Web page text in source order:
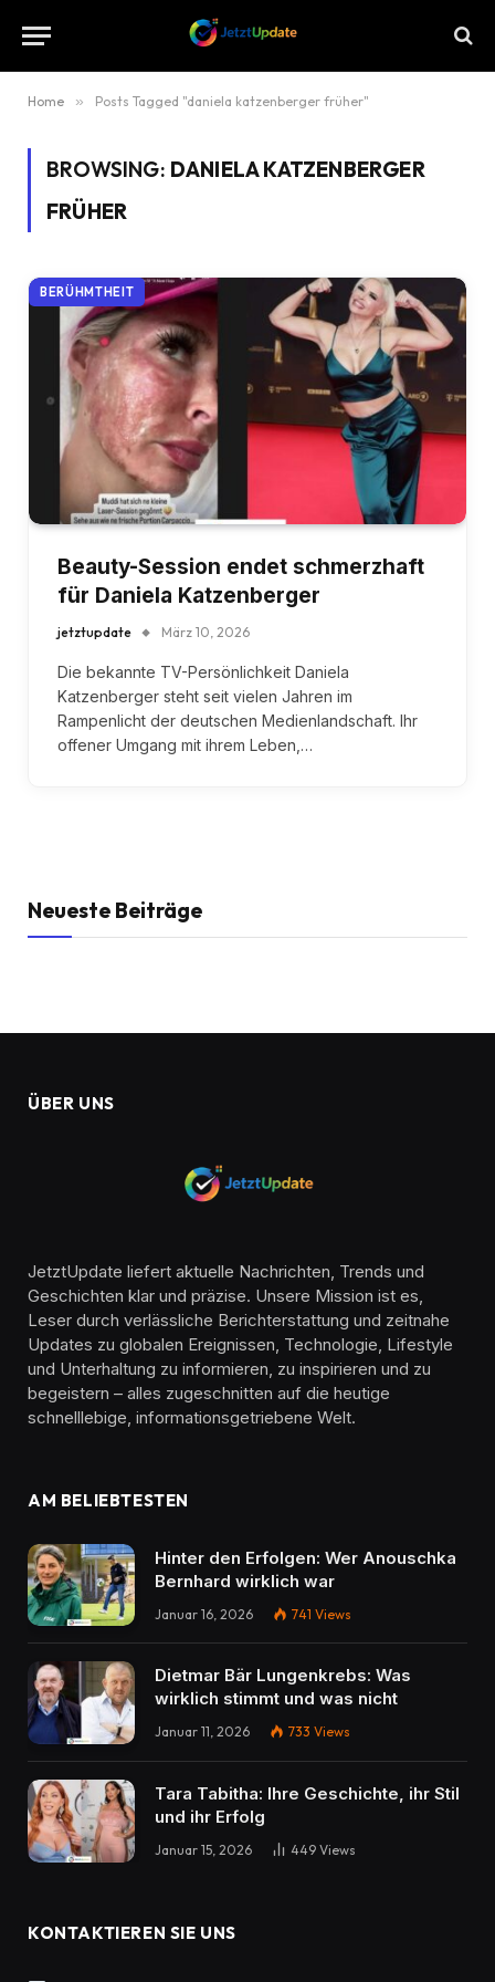
Home » Posts Tagged "daniela katzenberger früher"
BROWSING: DANIELA KATZENBERGER
FRÜHER
BERÜHMTHEIT
Beauty-Session endet schmerzhaft
für Daniela Katzenberger
jetztupdate März 10, 2026
Die bekannte TV-Persönlichkeit Daniela
Katzenberger steht seit vielen Jahren im
Rampenlicht der deutschen Medienlandschaft. Ihr
offener Umgang mit ihrem Leben,…
Neueste Beiträge
ÜBER UNS
JetztUpdate liefert aktuelle Nachrichten, Trends und
Geschichten klar und präzise. Unsere Mission ist es,
Leser durch verlässliche Berichterstattung und zeitnahe
Updates zu globalen Ereignissen, Technologie, Lifestyle
und Unterhaltung zu informieren, zu inspirieren und zu
begeistern – alles zugeschnitten auf die heutige
schnelllebige, informationsgetriebene Welt.
AM BELIEBTESTEN
Hinter den Erfolgen: Wer Anouschka
Bernhard wirklich war
Januar 16, 2026 741 Views
Dietmar Bär Lungenkrebs: Was
wirklich stimmt und was nicht
Januar 11, 2026 733 Views
Tara Tabitha: Ihre Geschichte, ihr Stil
und ihr Erfolg
Januar 15, 2026 449 Views
KONTAKTIEREN SIE UNS